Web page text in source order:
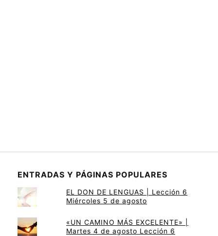
ENTRADAS Y PÁGINAS POPULARES
EL DON DE LENGUAS | Lección 6
Miércoles 5 de agosto
«UN CAMINO MÁS EXCELENTE» |
Martes 4 de agosto Lección 6